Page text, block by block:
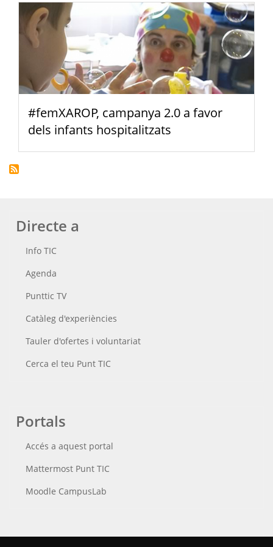
#femXAROP, campanya 2.0 a favor
dels infants hospitalitzats
Directe a
Info TIC
Agenda
Punttic TV
Catàleg d'experiències
Tauler d'ofertes i voluntariat
Cerca el teu Punt TIC
Portals
Accés a aquest portal
Mattermost Punt TIC
Moodle CampusLab